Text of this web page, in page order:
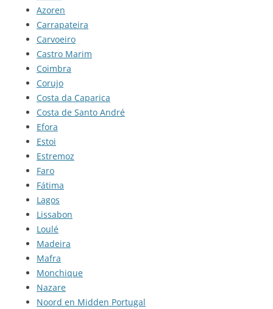
Azoren
Carrapateira
Carvoeiro
Castro Marim
Coimbra
Corujo
Costa da Caparica
Costa de Santo André
Efora
Estoi
Estremoz
Faro
Fátima
Lagos
Lissabon
Loulé
Madeira
Mafra
Monchique
Nazare
Noord en Midden Portugal